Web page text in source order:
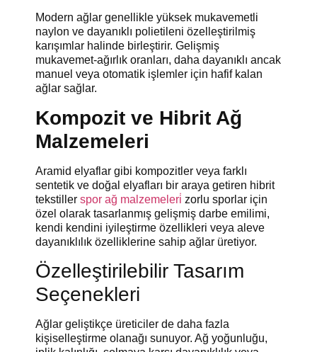
Modern ağlar genellikle yüksek mukavemetli
naylon ve dayanıklı polietileni özelleştirilmiş
karışımlar halinde birleştirir. Gelişmiş
mukavemet-ağırlık oranları, daha dayanıklı ancak
manuel veya otomatik işlemler için hafif kalan
ağlar sağlar.
Kompozit ve Hibrit Ağ
Malzemeleri
Aramid elyaflar gibi kompozitler veya farklı
sentetik ve doğal elyafları bir araya getiren hibrit
tekstiller spor ağ malzemeleri̇ zorlu sporlar için
özel olarak tasarlanmış gelişmiş darbe emilimi,
kendi kendini iyileştirme özellikleri veya aleve
dayanıklılık özelliklerine sahip ağlar üretiyor.
Özelleştirilebilir Tasarım
Seçenekleri
Ağlar geliştikçe üreticiler de daha fazla
kişiselleştirme olanağı sunuyor. Ağ yoğunluğu,